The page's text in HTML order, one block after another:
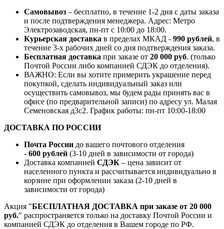
Самовывоз – бесплатно, в течение 1-2 дня с даты заказа
и после подтверждения менеджера. Адрес: Метро
Электрозаводская, пн-пт с 10:00 до 18:00.
Курьерская доставка в пределах МКАД - 990 рублей, в
течение 3-х рабочих дней со дня подтверждения заказа.
Бесплатная доставка при заказе от 20 000 руб. (только
Почтой России либо компанией СДЭК до отделения).
ВАЖНО: Если вы хотите примерить украшение перед
покупкой, сделать индивидуальный заказ или
осуществить самовывоз, мы будем рады принять вас в
офисе (по предварительной записи) по адресу ул. Малая
Семеновская д3с2. График работы: пн-пт 10:00-18:00
ДОСТАВКА ПО РОССИИ
Почта России до вашего почтового отделения
- 600 рублей (3-10 дней в зависимости от города)
Доставка компанией СДЭК – цена зависит от
населенного пункта и рассчитывается индивидуально в
корзине при оформлении заказа (2-10 дней в
зависимости от города)
Акция "БЕСПЛАТНАЯ ДОСТАВКА при заказе от 20 000
руб." распространяется только на доставку Почтой России и
компанией СДЭК до отделения в Вашем городе по РФ.